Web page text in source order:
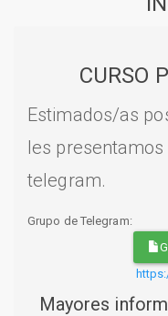
CURSO
Estimados/as
les
telegram.
Grupo de Telegram:
Mayores